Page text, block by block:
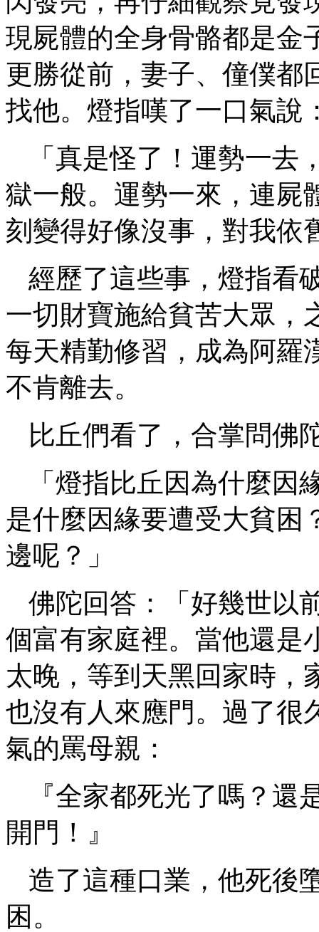
現屍體的全身骨骼都是金
更勝從前，妻子、僮僕都
找他。燈指嘆了一口氣說
「真是怪了！運勢一
獄一般。運勢一來，連屍
刻變得好像沒事，對我依
經歷了這些事，燈指看
一切財寶施給貧苦大眾，
每天精勤修習，成為阿羅
不肯離去。
比丘們看了，合掌問佛
「燈指比丘因為什麼
是什麼因緣要遭受大貧困
邊呢？」
佛陀回答：「好幾世以
個富有家庭裡。當他還是
太晚，等到天黑回家時，
也沒有人來應門。過了很
氣的罵母親：
『全家都死光了嗎？
開門！』
造了這種口業，他死後
困。